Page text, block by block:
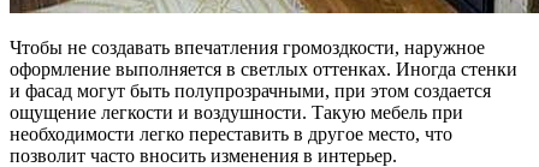
Чтобы не создавать впечатления громоздкости, наружное
оформление выполняется в светлых оттенках. Иногда стенки
и фасад могут быть полупрозрачными, при этом создается
ощущение легкости и воздушности. Такую мебель при
необходимости легко переставить в другое место, что
позволит часто вносить изменения в интерьер.